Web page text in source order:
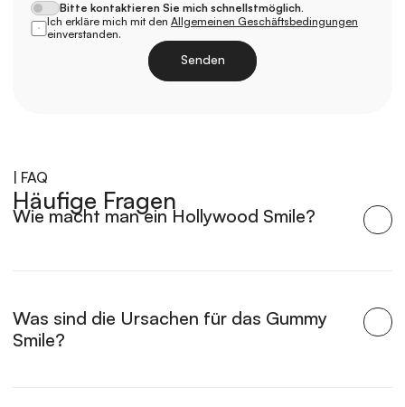
Bitte kontaktieren Sie mich schnellstmöglich.
Ich erkläre mich mit den Allgemeinen Geschäftsbedingungen
einverstanden.
Laden
Senden
| FAQ
Häufige Fragen
Wie macht man ein Hollywood Smile?
Was sind die Ursachen für das Gummy
Smile?